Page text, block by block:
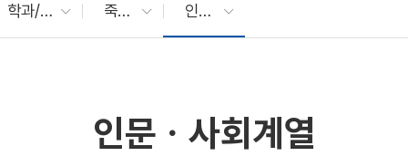
학과/전공 죽전캠퍼스 인문ㆍ사회계열
인문ㆍ사회계열